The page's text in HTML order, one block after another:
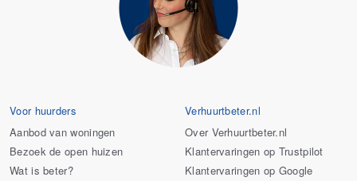
Voor huurders
Aanbod van woningen
Bezoek de open huizen
Wat is beter?
Verhuurtbeter.nl
Over Verhuurtbeter.nl
Klantervaringen op Trustpilot
Klantervaringen op Google